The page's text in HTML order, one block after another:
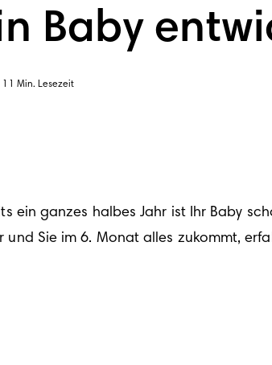
Baby
11 Min. Lesezeit
ein ganzes halbes Jahr ist Ihr Baby
Sie im 6. Monat alles zukommt,